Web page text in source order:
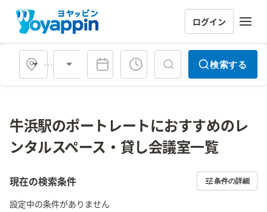
ログイン
会場タイプ 検索する
牛浜駅のポートレートにおすすめのレ
ンタルスペース・貸し会議室一覧
現在の検索条件 条件の詳細
設定中の条件がありません